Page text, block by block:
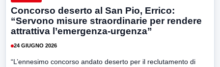
Concorso deserto al San Pio, Errico:
“Servono misure straordinarie per rendere
attrattiva l’emergenza-urgenza”
24 GIUGNO 2026
“L’ennesimo concorso andato deserto per il reclutamento di